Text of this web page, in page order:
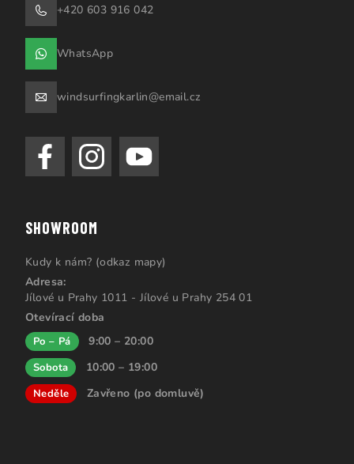
+420 603 916 042
WhatsApp
windsurfingkarlin@email.cz
SHOWROOM
Kudy k nám? (odkaz mapy)
Adresa:
Jílové u Prahy 1011 - Jílové u Prahy 254 01
Otevírací doba
Po – Pá 9:00 – 20:00
Sobota 10:00 – 19:00
Neděle Zavřeno (po domluvě)